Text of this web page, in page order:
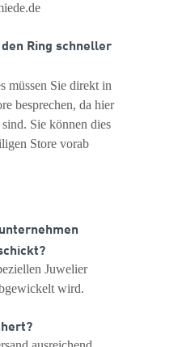
Ring schneller
müssen Sie direkt in
besprechen, da hier
Sie können dies
Store vorab
Juwelier
wird.